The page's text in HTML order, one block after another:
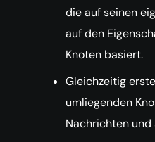
die auf seinen
auf den
Knoten basiert.
Gleichzeitig
umliegenden
Nachrichten und